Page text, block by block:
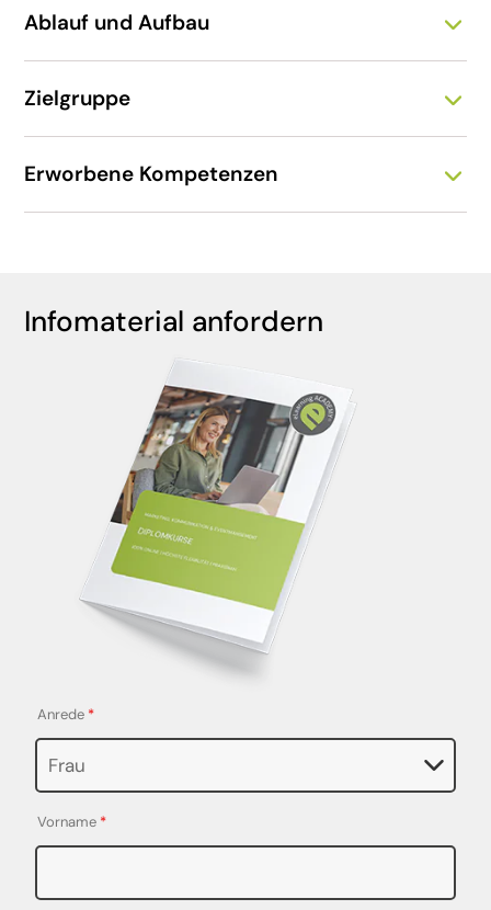
Ablauf und Aufbau
Zielgruppe
Erworbene Kompetenzen
Infomaterial anfordern
Anrede *
Vorname *